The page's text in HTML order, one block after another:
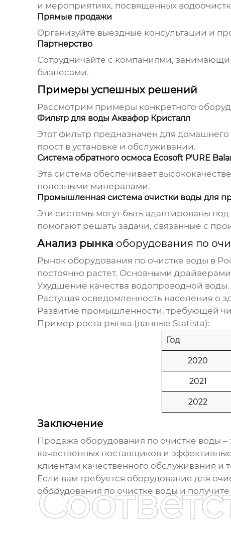
и мероприятиях, посвященных
Прямые продажи
Организуйте выездные консультации и
Партнерство
Сотрудничайте с компаниями,
бизнесами.
Примеры успешных решений
Рассмотрим примеры конкретного
Фильтр для воды Аквафор Кристалл
Этот фильтр предназначен для
прост в установке и обслуживании.
Система обратного осмоса Ecosoft P'URE
Эта система обеспечивает
полезными минералами.
Промышленная система очистки воды для
Эти системы могут быть адаптированы
помогают решать задачи, связанные с
Анализ рынка оборудования по
Рынок оборудования по очистке воды в
постоянно растет. Основными
Ухудшение качества водопроводной воды.
Растущая осведомленность населения о
Развитие промышленности, требующей
Пример роста рынка (данные Statista):
Год
2020
2021
2022
Заключение
Продажа оборудования по очистке воды –
качественных поставщиков и
клиентам качественного обслуживания и
Если вам требуется оборудование для
оборудования по очистке воды и